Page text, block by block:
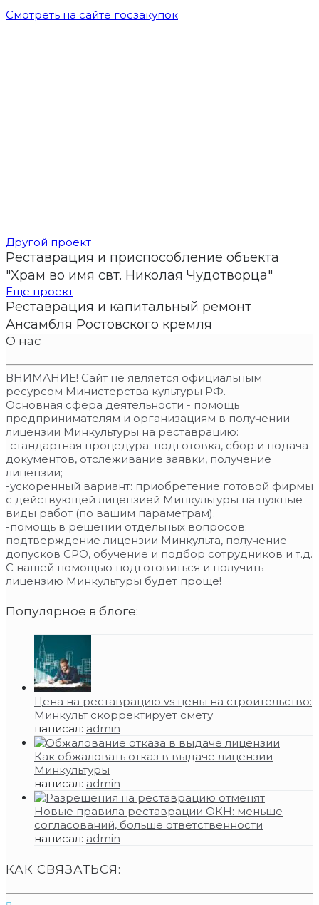
Смотреть на сайте госзакупок
Другой проект
Реставрация и приспособление объекта
"Храм во имя свт. Николая Чудотворца"
Еще проект
Реставрация и капитальный ремонт
Ансамбля Ростовского кремля
О нас
ВНИМАНИЕ! Сайт не является официальным
ресурсом Министерства культуры РФ.
Основная сфера деятельности - помощь
предпринимателям и организациям в получении
лицензии Минкультуры на реставрацию:
-стандартная процедура: подготовка, сбор и подача
документов, отслеживание заявки, получение
лицензии;
-ускоренный вариант: приобретение готовой фирмы
с действующей лицензией Минкультуры на нужные
виды работ (по вашим параметрам).
-помощь в решении отдельных вопросов:
подтверждение лицензии Минкульта, получение
допусков СРО, обучение и подбор сотрудников и т.д.
С нашей помощью подготовиться и получить
лицензию Минкультуры будет проще!
Популярное в блоге:
Цена на реставрацию vs цены на строительство:
Минкульт скорректирует смету
написал: admin
Как обжаловать отказ в выдаче лицензии
Минкультуры
написал: admin
Новые правила реставрации ОКН: меньше
согласований, больше ответственности
написал: admin
КАК СВЯЗАТЬСЯ: